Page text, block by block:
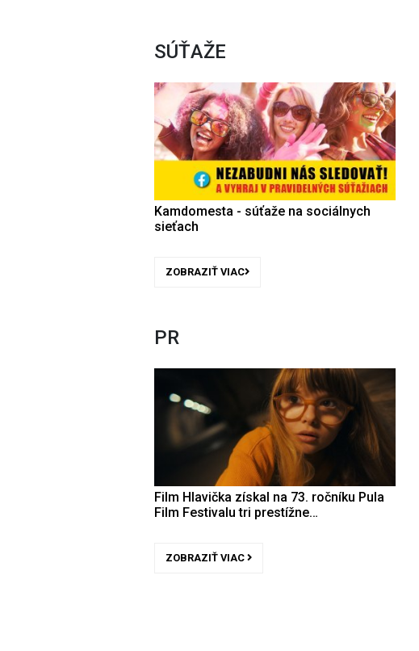
SÚŤAŽE
Kamdomesta - súťaže na sociálnych
sieťach
ZOBRAZIŤ VIAC
PR
Film Hlavička získal na 73. ročníku Pula
Film Festivalu tri prestížne…
ZOBRAZIŤ VIAC